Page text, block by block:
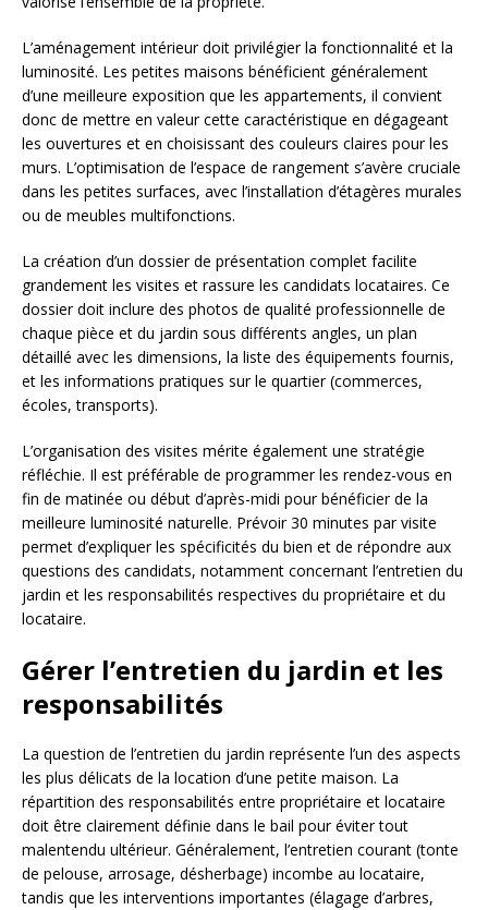
L’aménagement intérieur doit privilégier la fonctionnalité et la
luminosité. Les petites maisons bénéficient généralement
d’une meilleure exposition que les appartements, il convient
donc de mettre en valeur cette caractéristique en dégageant
les ouvertures et en choisissant des couleurs claires pour les
murs. L’optimisation de l’espace de rangement s’avère cruciale
dans les petites surfaces, avec l’installation d’étagères murales
ou de meubles multifonctions.
La création d’un dossier de présentation complet facilite
grandement les visites et rassure les candidats locataires. Ce
dossier doit inclure des photos de qualité professionnelle de
chaque pièce et du jardin sous différents angles, un plan
détaillé avec les dimensions, la liste des équipements fournis,
et les informations pratiques sur le quartier (commerces,
écoles, transports).
L’organisation des visites mérite également une stratégie
réfléchie. Il est préférable de programmer les rendez-vous en
fin de matinée ou début d’après-midi pour bénéficier de la
meilleure luminosité naturelle. Prévoir 30 minutes par visite
permet d’expliquer les spécificités du bien et de répondre aux
questions des candidats, notamment concernant l’entretien du
jardin et les responsabilités respectives du propriétaire et du
locataire.
Gérer l’entretien du jardin et les
responsabilités
La question de l’entretien du jardin représente l’un des aspects
les plus délicats de la location d’une petite maison. La
répartition des responsabilités entre propriétaire et locataire
doit être clairement définie dans le bail pour éviter tout
malentendu ultérieur. Généralement, l’entretien courant (tonte
de pelouse, arrosage, désherbage) incombe au locataire,
tandis que les interventions importantes (élagage d’arbres,